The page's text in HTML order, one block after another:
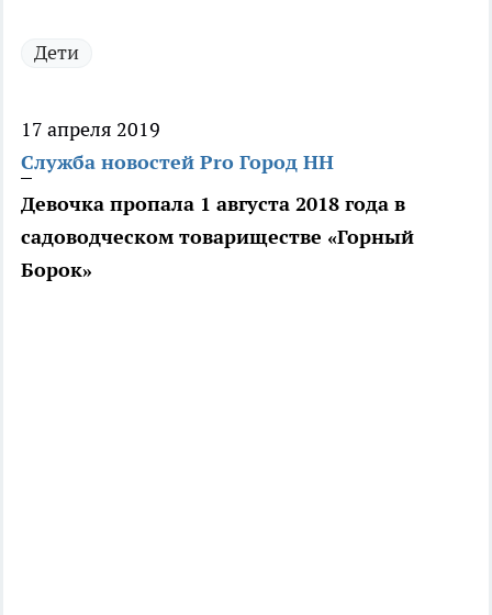
Дети
17 апреля 2019
Служба новостей Pro Город НН
Девочка пропала 1 августа 2018 года в
садоводческом товариществе «Горный
Борок»